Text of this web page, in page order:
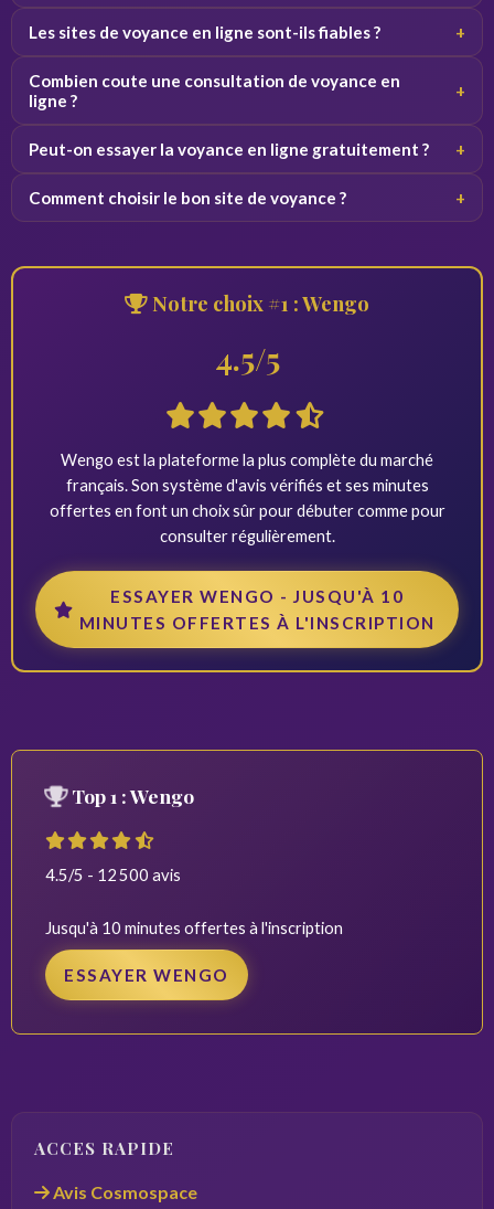
500 voyants, ses avis verifies et ses 10 minutes offertes.
Les sites de voyance en ligne sont-ils fiables ?
+
selectionnes offrent un service fiable. Mefiez-vous des
Combien coute une consultation de voyance en
ligne ?
+
plateforme et le voyant choisi.
Peut-on essayer la voyance en ligne gratuitement ?
+
minutes gratuites aux nouveaux inscrits.
Comment choisir le bon site de voyance ?
+
Notre choix #1 : Wengo
4.5/5
Wengo est la plateforme la plus complète du marché
français. Son système d'avis vérifiés et ses minutes
offertes en font un choix sûr pour débuter comme pour
consulter régulièrement.
ESSAYER WENGO - JUSQU'À 10
MINUTES OFFERTES À L'INSCRIPTION
Top 1 : Wengo
4.5/5 - 12 500 avis
Jusqu'à 10 minutes offertes à l'inscription
ESSAYER WENGO
ACCES RAPIDE
Avis Cosmospace